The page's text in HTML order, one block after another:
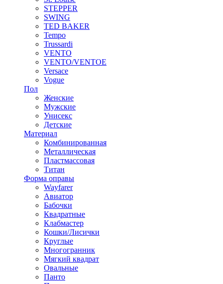
STEPPER
SWING
TED BAKER
Tempo
Trussardi
VENTO
VENTO/VENTOE
Versace
Vogue
Пол
Женские
Мужские
Унисекс
Детские
Материал
Комбинированная
Металлическая
Пластмассовая
Титан
Форма оправы
Wayfarer
Авиатор
Бабочки
Квадратные
Клабмастер
Кошки/Лисички
Круглые
Многогранник
Мягкий квадрат
Овальные
Панто